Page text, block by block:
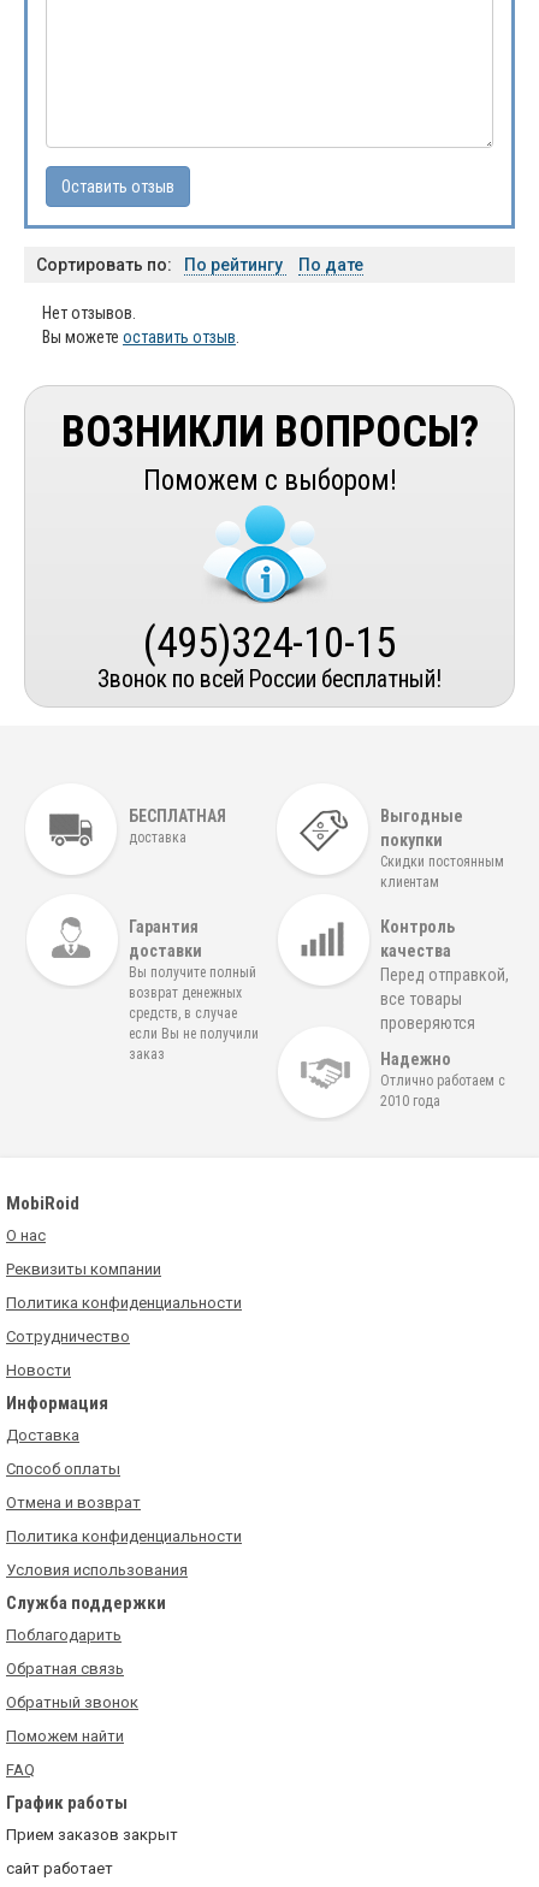
Сортировать по: По рейтингу По дате
Нет отзывов.
Вы можете оставить отзыв.
ВОЗНИКЛИ ВОПРОСЫ?
Поможем с выбором!
(495)324-10-15
Звонок по всей России бесплатный!
БЕСПЛАТНАЯ
доставка
Выгодные
покупки
Скидки постоянным
клиентам
Гарантия
доставки
Вы получите полный
возврат денежных
средств, в случае
если Вы не получили
заказ
Контроль
качества
Перед отправкой,
все товары
проверяются
Надежно
Отлично работаем с
2010 года
MobiRoid
О нас
Реквизиты компании
Политика конфиденциальности
Сотрудничество
Новости
Информация
Доставка
Способ оплаты
Отмена и возврат
Политика конфиденциальности
Условия использования
Служба поддержки
Поблагодарить
Обратная связь
Обратный звонок
Поможем найти
FAQ
График работы
Прием заказов закрыт
сайт работает